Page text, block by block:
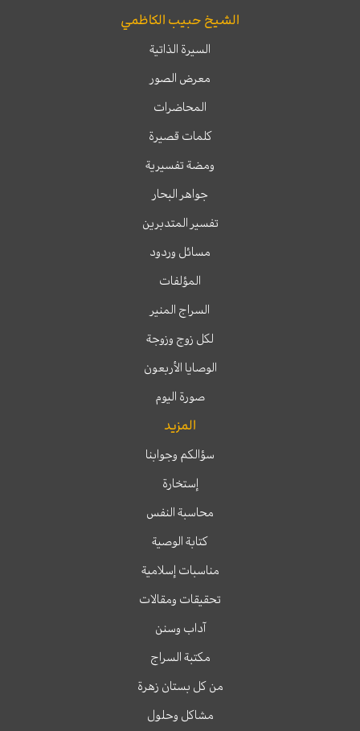
الشيخ حبيب الكاظمي
السيرة الذاتية
معرض الصور
المحاضرات
كلمات قصيرة
ومضة تفسيرية
جواهر البحار
تفسير المتدبرين
مسائل وردود
المؤلفات
السراج المنير
لكل زوج وزوجة
الوصايا الأربعون
صورة اليوم
المزيد
سؤالكم وجوابنا
إستخارة
محاسبة النفس
كتابة الوصية
مناسبات إسلامية
تحقيقات ومقالات
آداب وسنن
مكتبة السراج
من كل بستان زهرة
مشاكل وحلول